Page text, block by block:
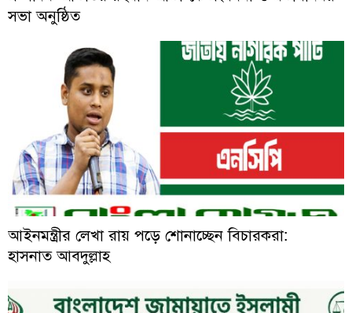
সভা অনুষ্ঠিত
আইনমন্ত্রীর লেখা রায় পড়ে শোনাচ্ছেন বিচারকরা:
হাসনাত আবদুল্লাহ